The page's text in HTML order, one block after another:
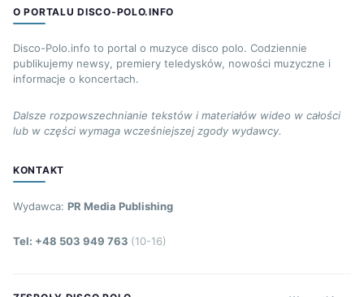
O PORTALU DISCO-POLO.INFO
Disco-Polo.info to portal o muzyce disco polo. Codziennie
publikujemy newsy, premiery teledysków, nowości muzyczne i
informacje o koncertach.
Dalsze rozpowszechnianie tekstów i materiałów wideo w całości
lub w części wymaga wcześniejszej zgody wydawcy.
KONTAKT
Wydawca: PR Media Publishing
Tel: +48 503 949 763 (10-16)